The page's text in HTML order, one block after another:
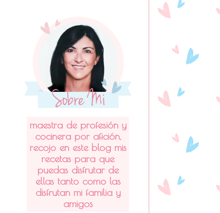
maestra de profesión y
cocinera por afición,
recojo en este blog mis
recetas para que
puedas disfrutar de
ellas tanto como las
disfrutan mi familia y
amigos